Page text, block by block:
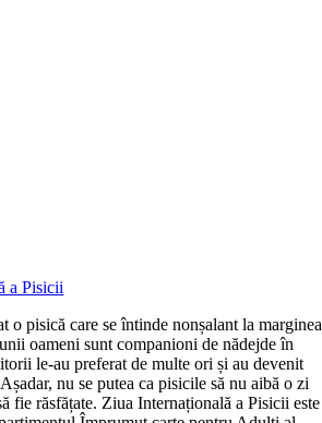
a Pisicii
o pisică care se întinde nonșalant la marginea
oameni sunt companioni de nădejde în
le-au preferat de multe ori și au devenit
nu se putea ca pisicile să nu aibă o zi
fie răsfățate. Ziua Internațională a Pisicii este